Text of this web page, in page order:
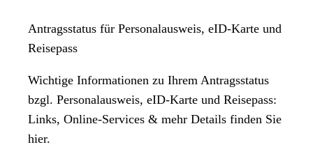
Antragsstatus für Personalausweis, eID-Karte und
Reisepass
Wichtige Informationen zu Ihrem Antragsstatus
bzgl. Personalausweis, eID-Karte und Reisepass:
Links, Online-Services & mehr Details finden Sie
hier.